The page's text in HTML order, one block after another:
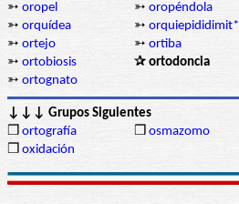
➳ oropel ➳ oropéndola
➳ orquídea ➳ orquiepididimit*
➳ ortejo ➳ ortiba
➳ ortobiosis ✰ ortodoncia
➳ ortognato
↓↓↓ Grupos Siguientes
❒ ortografía ❒ osmazomo
❒ oxidación